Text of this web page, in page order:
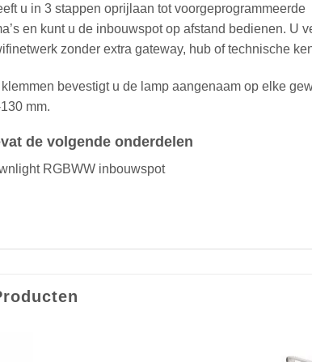
u in 3 stappen oprijlaan tot voorgeprogrammeerde
en kunt u de inbouwspot op afstand bedienen. U
zonder extra gateway, hub of technische
bevestigt u de lamp aangenaam op elke
mm.
de volgende onderdelen
RGBWW inbouwspot